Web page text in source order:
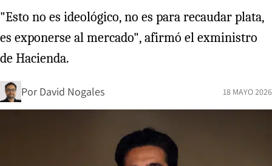
"Esto no es ideológico, no es para recaudar plata,
es exponerse al mercado", afirmó el exministro
de Hacienda.
Por David Nogales 18 MAYO 2026